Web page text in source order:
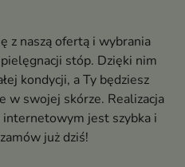
z naszą ofertą i wybrania
stóp. Dzięki nim
kondycji, a Ty będziesz
w swojej skórze. Realizacja
jest szybka i
już dziś!